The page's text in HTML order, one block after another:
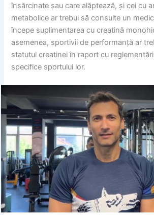
însărcinate sau care alăptează, și cei cu
metabolice ar trebui să consulte un
începe suplimentarea cu creatină
asemenea, sportivii de performanță ar
statutul creatinei în raport cu
specifice sportului lor.